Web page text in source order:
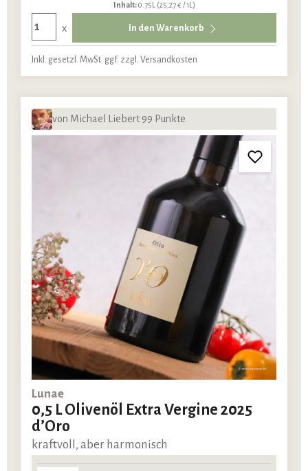
Inhalt:0.75L (25,27 € / 1L)
x In den Warenkorb
Inkl. gesetzl. MwSt. ggf. zzgl. Versandkosten
von Michael Liebert 99 Punkte
Lunae
0,5 L Olivenöl Extra Vergine 2025
d’Oro
kraftvoll, aber harmonisch